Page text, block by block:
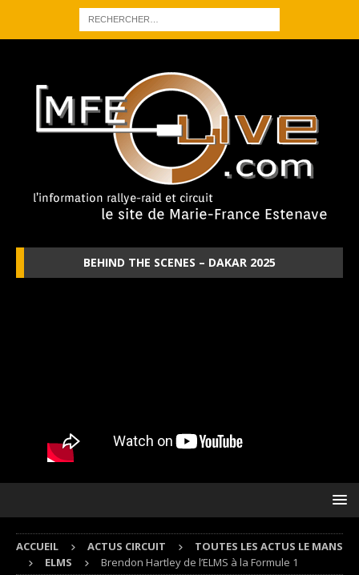
BEHIND THE SCENES – DAKAR 2025
ACCUEIL ACTUS CIRCUIT
TOUTES LES ACTUS LE MANS
ELMS
Brendon Hartley de l’ELMS à la Formule 1